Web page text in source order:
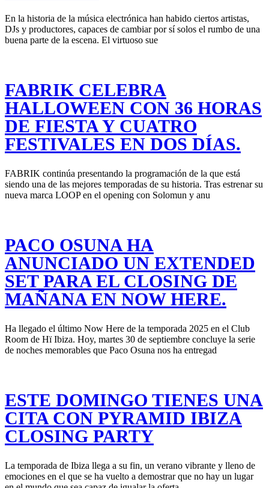
En la historia de la música electrónica han habido ciertos artistas,
DJs y productores, capaces de cambiar por sí solos el rumbo de una
buena parte de la escena. El virtuoso sue
FABRIK CELEBRA
HALLOWEEN CON 36 HORAS
DE FIESTA Y CUATRO
FESTIVALES EN DOS DÍAS.
FABRIK continúa presentando la programación de la que está
siendo una de las mejores temporadas de su historia. Tras estrenar su
nueva marca LOOP en el opening con Solomun y anu
PACO OSUNA HA
ANUNCIADO UN EXTENDED
SET PARA EL CLOSING DE
MAÑANA EN NOW HERE.
Ha llegado el último Now Here de la temporada 2025 en el Club
Room de Hï Ibiza. Hoy, martes 30 de septiembre concluye la serie
de noches memorables que Paco Osuna nos ha entregad
ESTE DOMINGO TIENES UNA
CITA CON PYRAMID IBIZA
CLOSING PARTY
La temporada de Ibiza llega a su fin, un verano vibrante y lleno de
emociones en el que se ha vuelto a demostrar que no hay un lugar